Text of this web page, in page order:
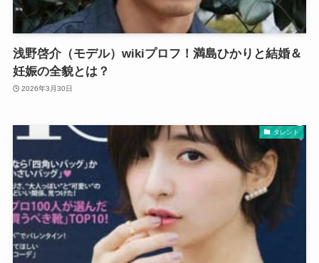
浅野啓介（モデル）wikiプロフ！満島ひかりと結婚＆
妊娠の全貌とは？
2026年3月30日
タレント